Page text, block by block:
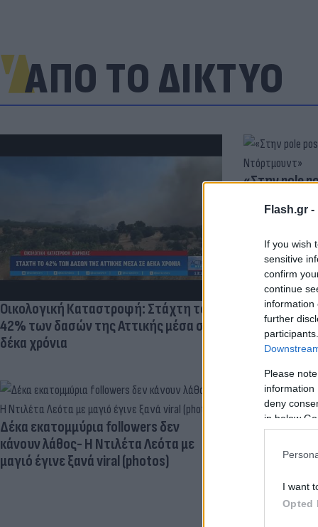
Flash.gr -
If you wish
sensitive
confirm
continue
information
further
Please
information
deny
in below
I want
Opted
ΑΠΟ ΤΟ ΔΙΚΤΥΟ
Οικολογική Καταστροφή: Στάχτη το
42% των δασών της Αττικής μέσα σε
δέκα χρόνια
«Στην pole
Δέκα εκατομμύρια followers δεν
κάνουν λάθος- Η Ντιλέτα Λεότα με
μαγιό έγινε ξανά viral (photos)
Νέο